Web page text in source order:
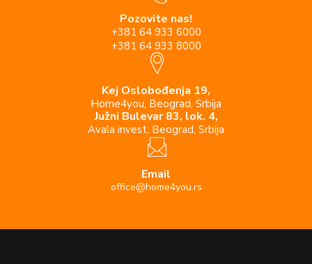
Pozovite nas!
+381 64 933 6000
+381 64 933 8000
Kej Oslobođenja 19,
Home4you, Beograd, Srbija
Južni Bulevar 83, lok. 4,
Avala invest, Beograd, Srbija
Email
office@home4you.rs